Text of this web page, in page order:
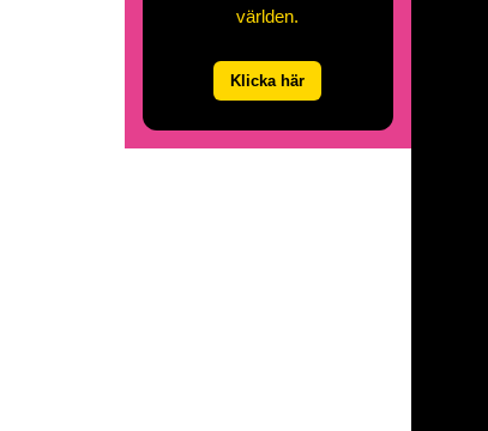
världen.
Klicka här